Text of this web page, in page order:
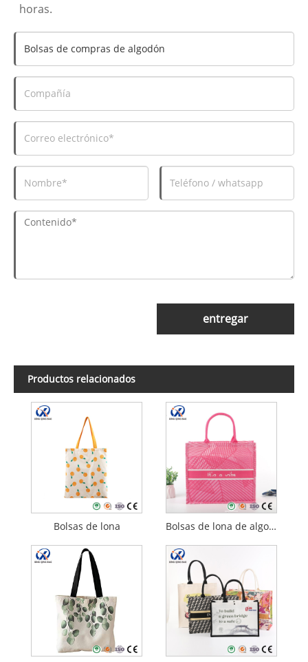
horas.
entregar
Productos relacionados
Bolsas de lona Bolsas de lona de algodón